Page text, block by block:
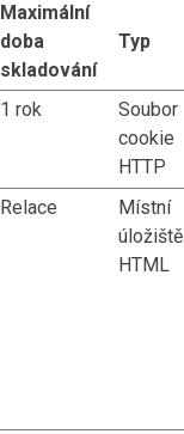
Maximální
doba
skladování
Typ
1 rok
Soubor
cookie
HTTP
Relace
Místní
úložiště
HTML